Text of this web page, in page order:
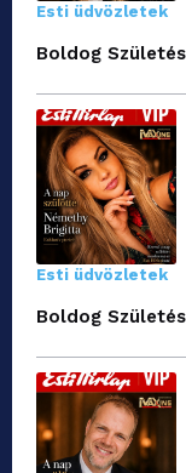
Esti üdvözletek
Boldog
Esti üdvözletek
Boldog